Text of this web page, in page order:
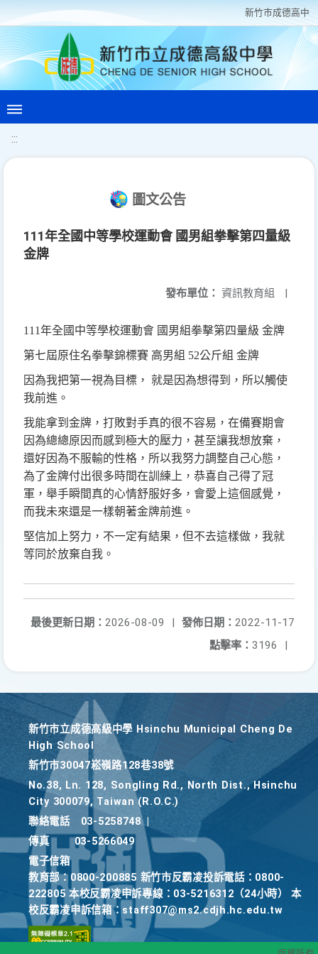
新竹巿成德高中
:::
圖文公告
111年全國中等學校運動會 國男組拳擊第四量級
金牌
發布單位： 資訊教育組 |
111年全國中等學校運動會 國男組拳擊第四量級 金牌
第七屆原住名拳擊錦標賽 高男組 52公斤組 金牌
因為我把第一視為目標， 就是因為想得到，所以觸使
我前進。
我能拿到金牌，打敗對手真的很不容易，在備賽期會
因為總總原因而感到極大的壓力，甚至讓我想放棄，
還好因為不服輸的性格，所以我努力調整自己心態，
為了金牌付出很多時間在訓練上，恭喜自己得了冠
軍，舉手瞬間真的心情舒服好多，會愛上這個感覺，
而我未來還是一樣朝著金牌前進。
堅信加上努力，不一定有結果，但不去這樣做，我就
等同於放棄自我。
發佈日期： 2022-11-17
最後更新日期： 2026-08-09
|
點擊率： 3196 |
新竹巿立成德高級中學 Hsinchu Municipal Cheng De
High School
新竹巿30047崧嶺路128巷38號
No.38, Ln. 128, Songling Rd., North Dist., Hsinchu
City 300079, Taiwan (R.O.C.)
聯絡電話
03-5258748
傳真
03-5266049
電子信箱
教育部：0800-200885 新竹市反霸凌投訴電話：0800-
222805 本校反霸凌申訴專線：03-5216312（24小時） 本
校反霸凌申訴信箱：staff307@ms2.cdjh.hc.edu.tw